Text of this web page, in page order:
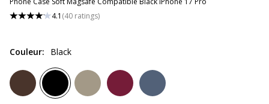
4.1 (40 ratings)
Couleur: Black